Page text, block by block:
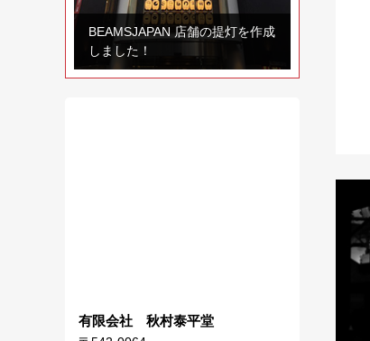
BEAMSJAPAN 店舗の提灯を作成
しました！
有限会社 秋村泰平堂